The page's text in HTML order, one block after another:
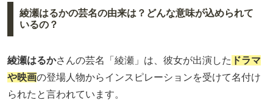
綾瀬はるかの芸名の由来は？どんな意味が込められて
いるの？
綾瀬はるかさんの芸名「綾瀬」は、彼女が出演した ドラマ
や映画の登場人物からインスピレーションを受けて名付け
られたと言われています。